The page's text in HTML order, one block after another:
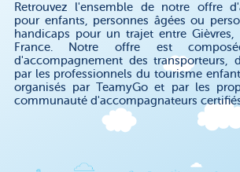
Retrouvez l'ensemble de notre offre
pour enfants, personnes âgées ou
handicaps pour un trajet entre Gièvres,
France. Notre offre est
d'accompagnement des transporteurs,
par les professionnels du tourisme
organisés par TeamyGo et par les
communauté d'accompagnateurs